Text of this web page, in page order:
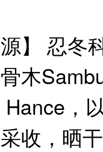
源】 忍冬
木
，
收，晒干